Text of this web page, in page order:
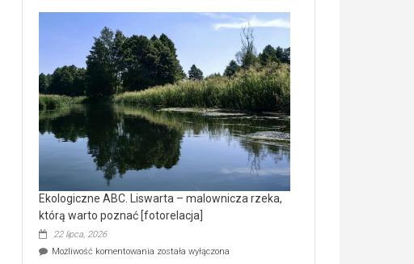
wśród
nietoperzy
[wideo]
Ekologiczne ABC. Liswarta – malownicza rzeka,
którą warto poznać [fotorelacja]
22 lipca, 2026
Możliwość komentowania Ekologiczne
została wyłączona